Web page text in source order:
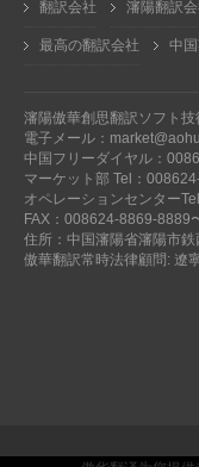
翻訳会社 瀋陽翻訳
最高の翻訳会社 中
瀋陽傲華創思翻訳ソフト
電子メール：
中国フリーダイヤル：
マーケット部 Tel：
オペレーションセンター
FAX：008624-8869-8889
住所：中国瀋陽省瀋陽市
傲華翻訳常時法律顧問: 遼